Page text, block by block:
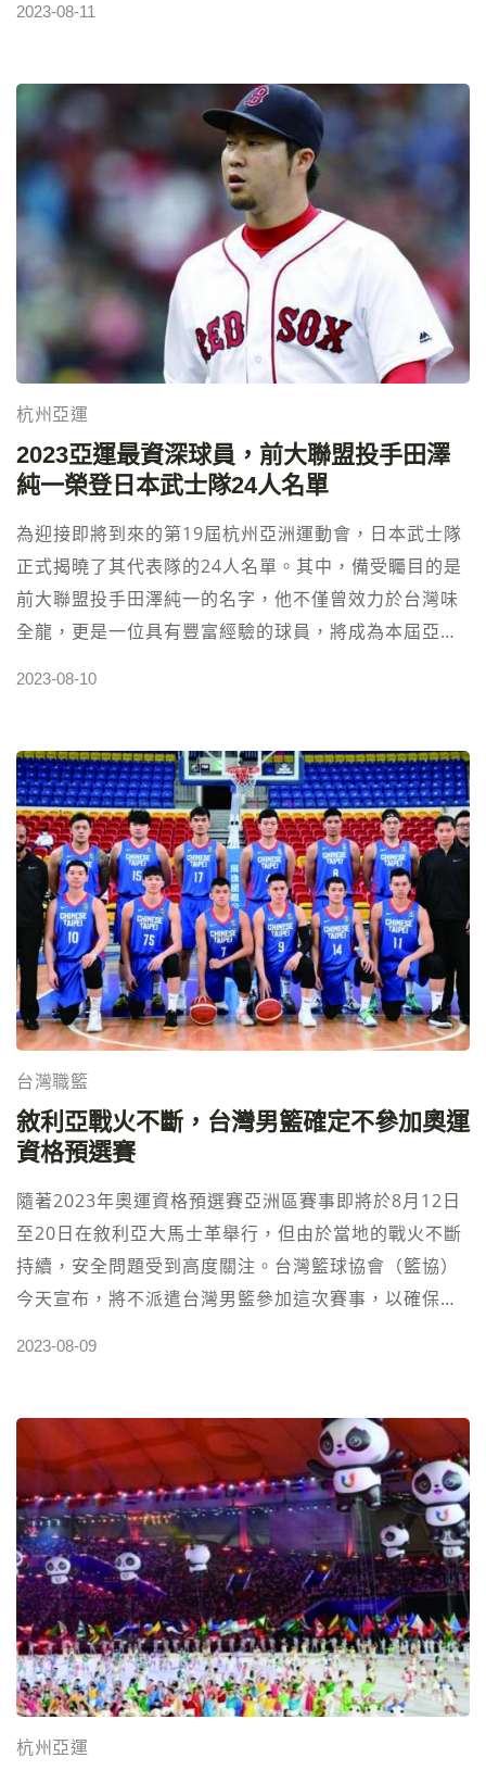
會官方網站，註冊購買門票，不僅可以見證運動偉業，
會的熱愛，這將是一次難以忘懷的體驗。讓我們一同期
待，為運動員們加油，為這場運動盛宴添上一份熱烈的
見證！ 高額返水運彩投注站 立即註冊投注⬅︎點擊
令他束手無策。每次練球與比賽前，王齊麟不得不花費
至少20分鐘的時間，仔細包紮右大腿，方能應付場上的
激烈對戰。而李洋則面臨雙腳腳踝的扭傷困擾，使得兩
人的競技狀況急遽下滑，甚至在台北公開賽上意外出
局，讓人意外。 2023亞運賽事轉播，免費線上直播⬅︎
點擊 然而，面對這些挑戰，「麟洋配」的信心並未受到
影響。他們表示，儘管遭遇傷病困擾，卻依然相信「不
期不待，不受傷害！」這句話中的真諦。兩人表示，他
們將以更加堅韌的心態，全力以赴，面對即將到來的杭
州亞運，並且不會讓傷病阻礙他們爭取佳績的決心。 台
灣男雙「麟洋配」的努力和堅持，已經贏得了眾多支持
者的尊敬和喝采。隨著杭州亞運的臨近，人們對於他們
能否在困境中嶄露頭角，展現出色的競技表現充滿期
2023-08-11
杭州亞運
2023亞運最資深球員，前大聯盟投手田澤
純一榮登日本武士隊24人名單
為迎接即將到來的第19屆杭州亞洲運動會，日本武士隊
正式揭曉了其代表隊的24人名單。其中，備受矚目的是
前大聯盟投手田澤純一的名字，他不僅曾效力於台灣味
全龍，更是一位具有豐富經驗的球員，將成為本屆亞運
贏得了球迷們的讚譽。在大聯盟的職業生涯中，田澤總
共出場388場比賽，展現出其卓越的實力和穩定
性。 2023亞運賽事轉播，免費線上直播⬅︎點擊 隨著
2020年的來臨，田澤純一決定重返日本，並加入BC埼
玉隊，繼續他的棒球之旅。他不僅在國內聯賽中保持優
異的表現，還在當年獲得了前往台灣加盟味全龍隊的邀
請。在台灣的球場上，田澤再次展現出他的投球才華，
為球隊作出了重要貢獻。 2023杭州亞運將是田澤純一
的又一個挑戰，他將在代表日本武士隊的行列中，繼續
展現他的實力和經驗。作為一名曾在國際賽事中嶄露頭
角的球員，田澤將與其他優秀的選手一同，為日本爭取
榮譽，爭奪金牌。 日本武士隊的教練團隊對於田澤純一
的加入表示極大的期待。他們相信，田澤的存在將為球
下，日本武士隊必將在2023杭州亞運中大放異彩。 隨
著田澤純一的名字出現在代表隊名單中，球迷們對於
2023杭州亞運的期待也隨之升溫。我們相信，他將為比
賽增添更多看點，也期待著他在2023杭州亞運舞台上再
次綻放光芒。 高額返水運彩投注站 立即註冊投注⬅︎點擊
2023-08-10
台灣職籃
敘利亞戰火不斷，台灣男籃確定不參加奧運
資格預選賽
隨著2023年奧運資格預選賽亞洲區賽事即將於8月12日
至20日在敘利亞大馬士革舉行，但由於當地的戰火不斷
持續，安全問題受到高度關注。台灣籃球協會（籃協）
今天宣布，將不派遣台灣男籃參加這次賽事，以確保隊
台灣和南韓、印度、巴林同處一組。然而，南韓和印度
在昨天已經宣布退出這次預選賽，使得台灣有可能直接
晉級。 然而，敘利亞地區的不穩定和戰爭危險仍然存
在。7日，大馬士革再次遭受飛彈攻擊，此外，台灣外交
部已將敘利亞列為紅色旅遊警示，強烈建議國人避免前
往該地。面對這些情況，籃協必須重新評估是否將台灣
隊派往當地參賽。 籃協在聲明稿中表示：「由於近日內
主辦城市大馬士革仍有安全疑慮，且代表隊前往敘利亞
的安全仍無法確保，我們將不參加本次比賽。」儘管台
灣男籃在這段時間進行了兩週的集訓，為比賽做好充足
的準備，但在考慮到成員的安全問題後，籃協決定不讓
2023-08-09
杭州亞運